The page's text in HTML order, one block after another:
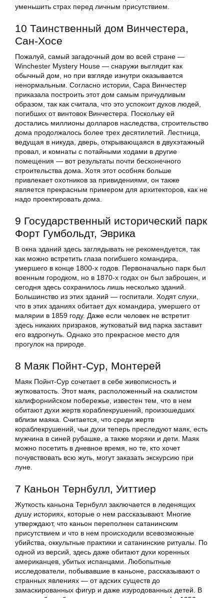
уменьшить страх перед личным присутствием.
10 Таинственный дом Винчестера,
Сан-Хосе
Пожалуй, самый загадочный дом во всей стране —
Winchester Mystery House — снаружи выглядит как
обычный дом, но при взгляде изнутри оказывается
ненормальным. Согласно истории, Сара Винчестер
приказала построить этот дом самым причудливым
образом, так как считала, что это успокоит духов людей,
погибших от винтовок Винчестера. Поскольку ей
достались миллионы долларов наследства, строительство
дома продолжалось более трех десятилетий. Лестница,
ведущая в никуда, дверь, открывающаяся в двухэтажный
провал, и комнаты с потайными ходами в другие
помещения — вот результаты почти бесконечного
строительства дома. Хотя этот особняк больше
привлекает охотников за привидениями, он также
является прекрасным примером для архитекторов, как не
надо проектировать дома.
9 Государственный исторический парк
Форт Гумбольдт, Эврика
В окна зданий здесь заглядывать не рекомендуется, так
как можно встретить глаза погибшего командира,
умершего в конце 1800-х годов. Первоначально парк был
военным городком, но в 1870-х годах он был заброшен, и
сегодня здесь сохранилось лишь несколько зданий.
Большинство из этих зданий — госпитали. Ходят слухи,
что в этих зданиях обитает дух командира, умершего от
малярии в 1859 году. Даже если человек не встретит
здесь никаких призраков, жутковатый вид парка заставит
его вздрогнуть. Однако это прекрасное место для
прогулок на природе.
8 Маяк Пойнт-Сур, Монтерей
Маяк Пойнт-Сур сочетает в себе живописность и
жутковатость. Этот маяк, расположенный на скалистом
калифорнийском побережье, известен тем, что в нем
обитают духи жертв кораблекрушений, произошедших
вблизи маяка. Считается, что среди жертв
кораблекрушений, чьи духи теперь преследуют маяк, есть
мужчина в синей рубашке, а также моряки и дети. Маяк
можно посетить в дневное время, но те, кто хочет
почувствовать всю жуть, могут заказать экскурсию при
луне.
7 Каньон Тернбулл, Уиттиер
Жуткость каньона Тернбулл заключается в леденящих
душу историях, которые о нем рассказывают. Многие
утверждают, что каньон переполнен сатанинским
присутствием и что в нем происходили всевозможные
убийства, оккультные практики и сатанинские ритуалы. По
одной из версий, здесь даже обитают духи коренных
американцев, убитых испанцами. Любопытные
исследователи, побывавшие в каньоне, рассказывают о
странных явлениях — от адских существ до
замаскированных фигур и даже изуродованных детей. В